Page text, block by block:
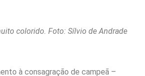
colorido. Foto: Sílvio de Andrade
à consagração de campeã –